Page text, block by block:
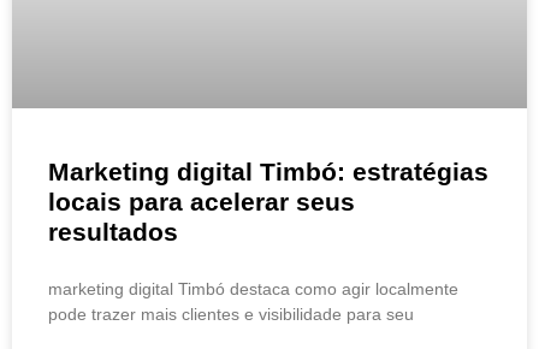
Marketing digital Timbó: estratégias
locais para acelerar seus
resultados
marketing digital Timbó destaca como agir localmente
pode trazer mais clientes e visibilidade para seu